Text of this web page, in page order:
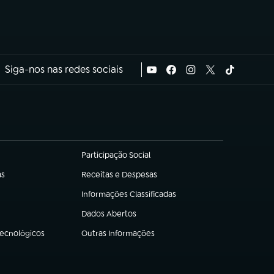
Siga-nos nas redes sociais
Participação Social
(abre em nova aba)
Receitas e Despesas
(abre em nova aba)
Informações Classificadas
(abre em nova aba)
Dados Abertos
(abre em nova aba)
Outras Informações
(abre em nova aba)